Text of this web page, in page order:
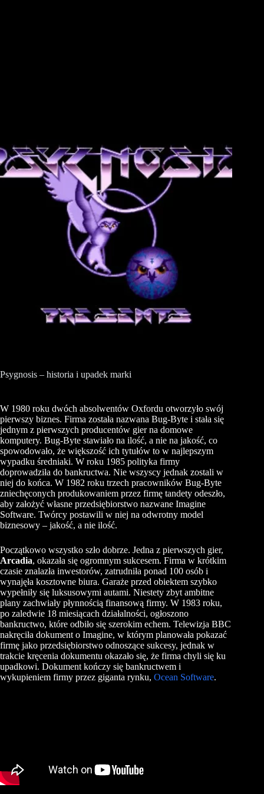
Psygnosis – historia i upadek marki
W 1980 roku dwóch absolwentów Oxfordu otworzyło swój
pierwszy biznes. Firma została nazwana Bug-Byte i stała się
jednym z pierwszych producentów gier na domowe
komputery. Bug-Byte stawiało na ilość, a nie na jakość, co
spowodowało, że większość ich tytułów to w najlepszym
wypadku średniaki. W roku 1985 polityka firmy
doprowadziła do bankructwa. Nie wszyscy jednak zostali w
niej do końca. W 1982 roku trzech pracowników Bug-Byte
zniechęconych produkowaniem przez firmę tandety odeszło,
aby założyć własne przedsiębiorstwo nazwane Imagine
Software. Twórcy postawili w niej na odwrotny model
biznesowy – jakość, a nie ilość.
Początkowo wszystko szło dobrze. Jedna z pierwszych gier,
Arcadia, okazała się ogromnym sukcesem. Firma w krótkim
czasie znalazła inwestorów, zatrudniła ponad 100 osób i
wynajęła kosztowne biura. Garaże przed obiektem szybko
wypełniły się luksusowymi autami. Niestety zbyt ambitne
plany zachwiały płynnością finansową firmy. W 1983 roku,
po zaledwie 18 miesiącach działalności, ogłoszono
bankructwo, które odbiło się szerokim echem. Telewizja BBC
nakręciła dokument o Imagine, w którym planowała pokazać
firmę jako przedsiębiorstwo odnoszące sukcesy, jednak w
trakcie kręcenia dokumentu okazało się, że firma chyli się ku
upadkowi. Dokument kończy się bankructwem i
wykupieniem firmy przez giganta rynku, Ocean Software.